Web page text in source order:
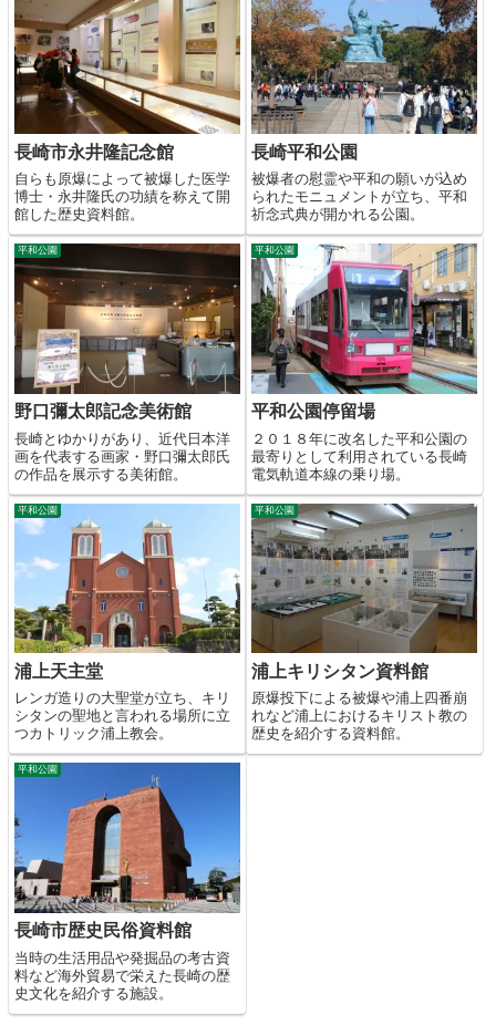
長崎市永井隆記念館
自らも原爆によって被爆した医学
博士・永井隆氏の功績を称えて開
館した歴史資料館。
長崎平和公園
被爆者の慰霊や平和の願いが込め
られたモニュメントが立ち、平和
祈念式典が開かれる公園。
平和公園
野口彌太郎記念美術館
長崎とゆかりがあり、近代日本洋
画を代表する画家・野口彌太郎氏
の作品を展示する美術館。
平和公園
平和公園停留場
２０１８年に改名した平和公園の
最寄りとして利用されている長崎
電気軌道本線の乗り場。
平和公園
浦上天主堂
レンガ造りの大聖堂が立ち、キリ
シタンの聖地と言われる場所に立
つカトリック浦上教会。
平和公園
浦上キリシタン資料館
原爆投下による被爆や浦上四番崩
れなど浦上におけるキリスト教の
歴史を紹介する資料館。
平和公園
長崎市歴史民俗資料館
当時の生活用品や発掘品の考古資
料など海外貿易で栄えた長崎の歴
史文化を紹介する施設。